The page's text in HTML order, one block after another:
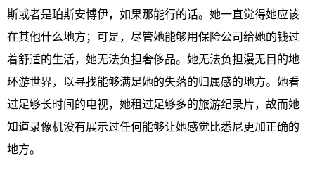
斯或者是珀斯安博伊，如果那能行的话。她一直觉得她应该
在其他什么地方；可是，尽管她能够用保险公司给她的钱过
着舒适的生活，她无法负担奢侈品。她无法负担漫无目的地
环游世界，以寻找能够满足她的失落的归属感的地方。她看
过足够长时间的电视，她租过足够多的旅游纪录片，故而她
知道录像机没有展示过任何能够让她感觉比悉尼更加正确的
地方。